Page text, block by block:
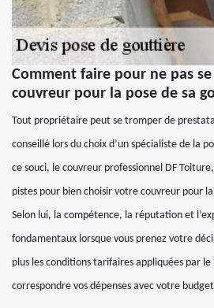
Comment faire pour ne pas
couvreur pour la pose de sa
Tout propriétaire peut se tromper de
conseillé lors du choix d’un spécialiste de la
ce souci, le couvreur professionnel DF
pistes pour bien choisir votre couvreur pour
Selon lui, la compétence, la réputation et
fondamentaux lorsque vous prenez votre
plus les conditions tarifaires appliquées par
correspondre vos dépenses avec votre